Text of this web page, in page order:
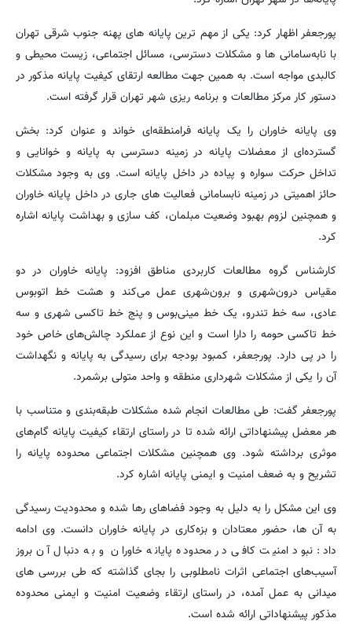
پورجعفر اظهار کرد: یکی از مهم ترین پایانه های پهنه جنوب شرقی تهران
با نابه‌سامانی ها و مشکلات دسترسی، مسائل اجتماعی، زیست محیطی و
کالبدی مواجه است. به همین جهت مطالعه ارتقای کیفیت پایانه مذکور در
دستور کار مرکز مطالعات و برنامه ریزی شهر تهران قرار گرفته است.
وی پایانه خاوران را یک پایانه فرامنطقه‌ای خواند و عنوان کرد: بخش
گسترده‌ای از معضلات پایانه در زمینه دسترسی به پایانه و خوانایی و
تداخل حرکت سواره و پیاده در داخل پایانه است. وی به وجود مشکلات
حائز اهمیتی در زمینه نابسامانی فعالیت های جاری در داخل پایانه خاوران
و همچنین لزوم بهبود وضعیت مبلمان، کف سازی و بهداشت پایانه اشاره
کرد.
کارشناس گروه مطالعات کاربردی مناطق افزود: پایانه خاوران در دو
مقیاس درون‌شهری و برون‌شهری عمل می‌کند و هشت خط اتوبوس
عادی، سه خط تندرو، یک خط مینی‌بوس و پنج خط تاکسی شهری و سه
خط تاکسی حومه را دارا است و این نوع از عملکرد چالش‌های خاص خود
را در پی دارد. پورجعفر، کمبود بودجه برای رسیدگی به پایانه و نگهداشت
آن را یکی از مشکلات شهرداری منطقه و واحد متولی برشمرد.
پورجعفر گفت: طی مطالعات انجام شده مشکلات طبقه‌بندی و متناسب با
هر معضل پیشنهاداتی ارائه شده تا در راستای ارتقاء کیفیت پایانه گام‌های
موثری برداشته شود. وی همچنین مشکلات اجتماعی محدوده پایانه را
تشریح و به ضعف امنیت و ایمنی پایانه اشاره کرد.
وی این مشکل را به دلیل به وجود فضاهای رها شده و محدودیت رسیدگی
به آن ها، حضور معتادان و بزه‌کاری در پایانه خاوران دانست. وی ادامه
داد: نبود امنیت کافی در محدوده پایانه خاوران و به دنبال آن بروز
آسیب‌های اجتماعی اثرات نامطلوبی را بجای گذاشته که طی بررسی های
میدانی به عمل آمده، در راستای ارتقاء وضعیت امنیت و ایمنی محدوده
مذکور پیشنهاداتی ارائه شده است.